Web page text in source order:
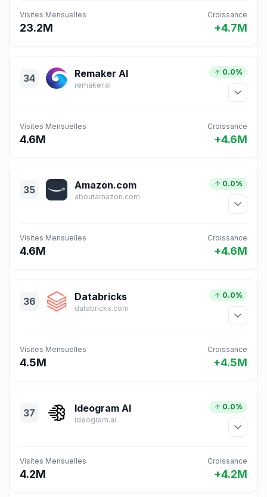
Visites Mensuelles
23.2M
Croissance
+4.7M
34 Remaker AI
remaker.ai
0.0%
Visites Mensuelles
4.6M
Croissance
+4.6M
35 Amazon.com
aboutamazon.com
0.0%
Visites Mensuelles
4.6M
Croissance
+4.6M
36 Databricks
databricks.com
0.0%
Visites Mensuelles
4.5M
Croissance
+4.5M
37 Ideogram AI
ideogram.ai
0.0%
Visites Mensuelles
4.2M
Croissance
+4.2M